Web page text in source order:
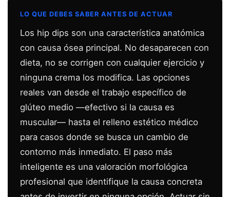
LO QUE DEBES SABER ANTES DE ACTUAR
Los hip dips son una característica anatómica
con causa ósea principal. No desaparecen con
dieta, no se corrigen con cualquier ejercicio y
ninguna crema los modifica. Las opciones
reales van desde el trabajo específico de
glúteo medio —efectivo si la causa es
muscular— hasta el relleno estético médico
para casos donde se busca un cambio de
contorno más inmediato. El paso más
inteligente es una valoración morfológica
profesional que identifique la causa concreta